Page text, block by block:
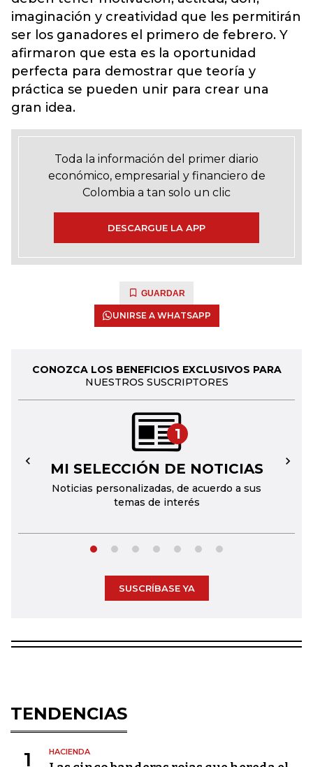
imaginación y creatividad que les permitirán
ser los ganadores el primero de febrero. Y
afirmaron que esta es la oportunidad
perfecta para demostrar que teoría y
práctica se pueden unir para crear una
gran idea.
Toda la información del primer diario
económico, empresarial y financiero de
Colombia a tan solo un clic
DESCARGUE LA APP
GUARDAR
UNIRSE A WHATSAPP
CONOZCA LOS BENEFICIOS EXCLUSIVOS PARA
NUESTROS SUSCRIPTORES
1
MI SELECCIÓN DE NOTICIAS
Noticias personalizadas, de acuerdo a sus
temas de interés
← →
SUSCRÍBASE YA
TENDENCIAS
1 HACIENDA